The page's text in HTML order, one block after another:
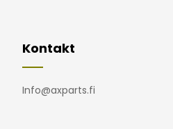
Kontakt
Info@axparts.fi